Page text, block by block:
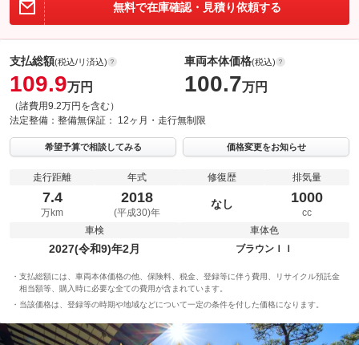
無料で在庫確認・見積り依頼する
支払総額(税込/リ済込)
109.9万円
（諸費用9.2万円を含む）
車両本体価格(税込)
100.7万円
法定整備： 整備無保証： 12ヶ月・走行無制限
希望予算で相談してみる 価格変更をお知らせ
走行距離
7.4
万km
年式
2018
(平成30)年
修復歴
なし
排気量
1000
cc
車検
2027(令和9)年2月
車体色
ブラウンＩＩ
支払総額には、車両本体価格の他、保険料、税金、登録等に伴う費用、リサイクル預託金
相当額等、購入時に必要な全ての費用が含まれています。
当該価格は、登録等の時期や地域などについて一定の条件を付した価格になります。